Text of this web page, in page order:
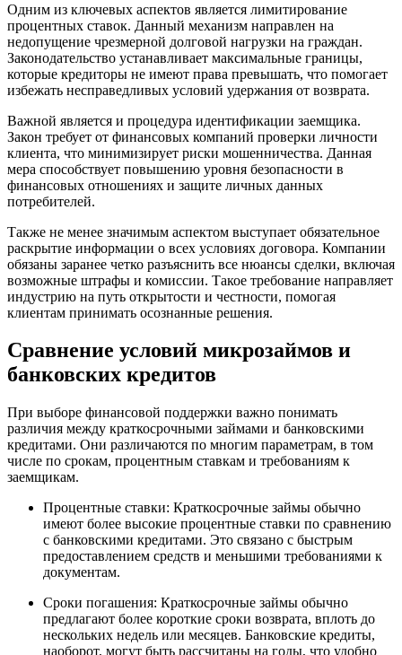
Одним из ключевых аспектов является лимитирование
процентных ставок. Данный механизм направлен на
недопущение чрезмерной долговой нагрузки на граждан.
Законодательство устанавливает максимальные границы,
которые кредиторы не имеют права превышать, что помогает
избежать несправедливых условий удержания от возврата.
Важной является и процедура идентификации заемщика.
Закон требует от финансовых компаний проверки личности
клиента, что минимизирует риски мошенничества. Данная
мера способствует повышению уровня безопасности в
финансовых отношениях и защите личных данных
потребителей.
Также не менее значимым аспектом выступает обязательное
раскрытие информации о всех условиях договора. Компании
обязаны заранее четко разъяснить все нюансы сделки, включая
возможные штрафы и комиссии. Такое требование направляет
индустрию на путь открытости и честности, помогая
клиентам принимать осознанные решения.
Сравнение условий микрозаймов и
банковских кредитов
При выборе финансовой поддержки важно понимать
различия между краткосрочными займами и банковскими
кредитами. Они различаются по многим параметрам, в том
числе по срокам, процентным ставкам и требованиям к
заемщикам.
Процентные ставки: Краткосрочные займы обычно
имеют более высокие процентные ставки по сравнению
с банковскими кредитами. Это связано с быстрым
предоставлением средств и меньшими требованиями к
документам.
Сроки погашения: Краткосрочные займы обычно
предлагают более короткие сроки возврата, вплоть до
нескольких недель или месяцев. Банковские кредиты,
наоборот, могут быть рассчитаны на годы, что удобно